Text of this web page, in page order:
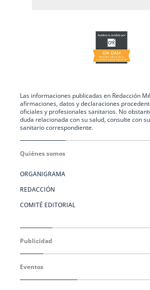
Las informaciones publicadas en Redacción
afirmaciones, datos y declaraciones
oficiales y profesionales sanitarios. No
duda relacionada con su salud, consulte con
sanitario correspondiente.
Quiénes somos
ORGANIGRAMA
REDACCIÓN
COMITÉ EDITORIAL
Publicidad
Eventos